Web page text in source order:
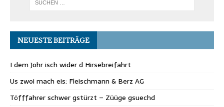
NEUESTE BEITRÄGE
I dem Johr isch wider d Hirsebreifahrt
Us zwoi mach eis: Fleischmann & Berz AG
Töfffahrer schwer gstürzt – Züüge gsuechd